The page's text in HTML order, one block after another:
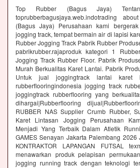
Top Rubber (Bagus Jaya)
toprubberbagusjaya.web.indotrading
(Bagus Jaya) Perusahaan kami
jogging track, tempat bermain air di lapisi
Rubber Jogging Track Pabrik Rubber
pabrikrubber.rajaproduk kategori 1
Jogging Track Rubber Floor. Pabrik
Murah Berkualitas Karet Lantai. Pabrik
Untuk jual joggingtrack lantai karet
rubberflooringindonesia jogging track
joggingtrack rubberflooring yang
dihargai|Rubberflooring
RUBBER NAS Supplier Crumb Rubber,
Karet Lintasan Jogging Perusahaan
Menjadi Yang Terbaik Dalam Atletik
GAMES Senayan Jakarta Palembang 2026
KONTRAKTOR LAPANGAN FUTSAL
menawarkan produk pelapisan
jogging running track dengan teknologi